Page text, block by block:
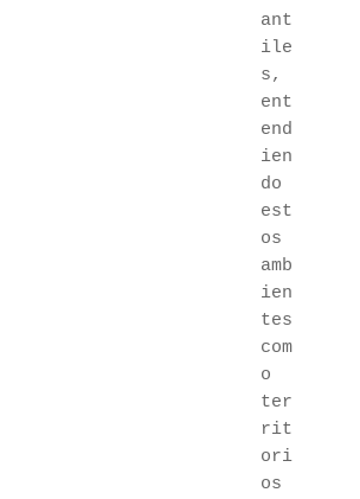
ant
ile
s,
ent
end
ien
do
est
os
amb
ien
tes
com
o
ter
rit
ori
os